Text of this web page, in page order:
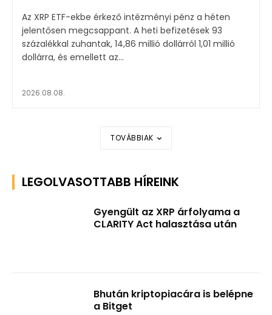
Az XRP ETF-ekbe érkező intézményi pénz a héten
jelentősen megcsappant. A heti befizetések 93
százalékkal zuhantak, 14,86 millió dollárról 1,01 millió
dollárra, és emellett az...
2026.08.08.
TOVÁBBIAK
LEGOLVASOTTABB HÍREINK
Gyengült az XRP árfolyama a
CLARITY Act halasztása után
Bhután kriptopiacára is belépne
a Bitget